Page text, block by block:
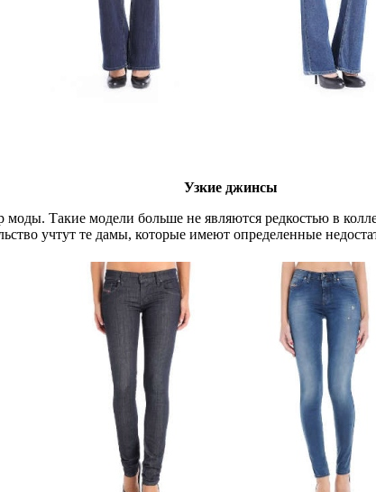
Узкие джинсы
Такие модели больше не являются редкостью в
учтут те дамы, которые имеют определенные